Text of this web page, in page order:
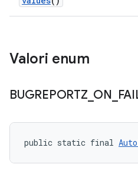
Valori enum
BUGREPORTZ ON
public static final